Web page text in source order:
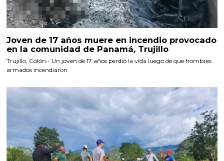
Joven de 17 años muere en incendio provocado
en la comunidad de Panamá, Trujillo
Trujillo, Colón.- Un joven de 17 años perdió la vida luego de que hombres
armados incendiaron